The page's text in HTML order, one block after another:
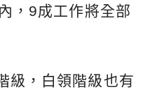
，9成工作將全部
級，白領階級也有